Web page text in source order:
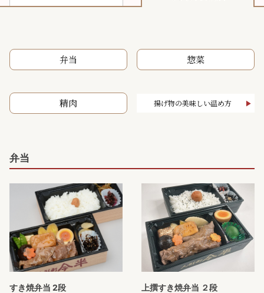
弁当 惣菜
精肉 揚げ物の美味しい温め方
弁当
すき焼弁当 2段 上撰すき焼弁当 ２段